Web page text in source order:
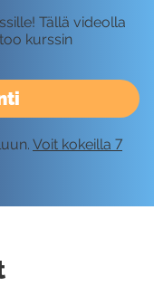
Tällä videolla
kurssin
Voit kokeilla 7